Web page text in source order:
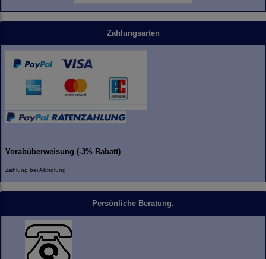
Zahlungsarten
Vorabüberweisung (-3% Rabatt)
Zahlung bei Abholung
Persönliche Beratung.